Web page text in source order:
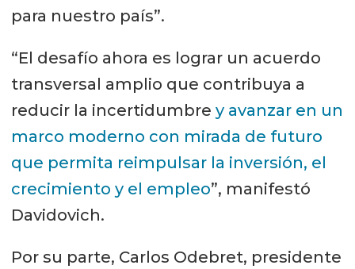
para nuestro país”.
“El desafío ahora es lograr un acuerdo
transversal amplio que contribuya a
reducir la incertidumbre y avanzar en un
marco moderno con mirada de futuro
que permita reimpulsar la inversión, el
crecimiento y el empleo”, manifestó
Davidovich.
Por su parte, Carlos Odebret, presidente